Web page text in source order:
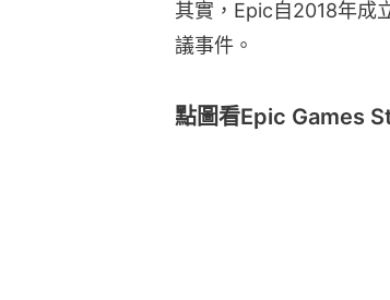
其實，Epic自2018年成
議事件。
點圖看Epic Games